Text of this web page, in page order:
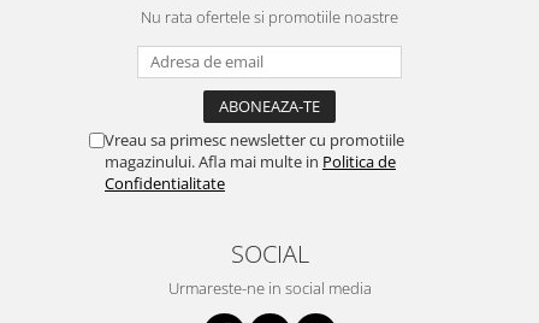
Nu rata ofertele si promotiile noastre
Vreau sa primesc newsletter cu promotiile
magazinului. Afla mai multe in Politica de
Confidentialitate
SOCIAL
Urmareste-ne in social media